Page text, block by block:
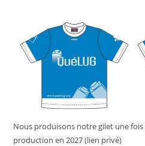
Nous produisons notre gilet une
production en 2027 (lien privé)